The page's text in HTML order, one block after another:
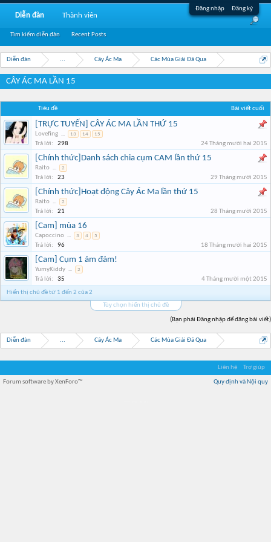
Đăng nhập Đăng ký
Diễn đàn ... Cây Ác Ma Các Mùa Giải Đã Qua
CÂY ÁC MA LẦN 15
Tiêu đề Bài viết cuối
[TRỰC TUYẾN] CÂY ÁC MA LẦN THỨ 15
Lovefing ... 13 14 15
Trả lời: 298 24 Tháng mười hai 2015
[Chính thức]Danh sách chia cụm CAM lần thứ 15
Raito ... 2
Trả lời: 23 29 Tháng mười 2015
[Chính thức]Hoạt động Cây Ác Ma lần thứ 15
Raito ... 2
Trả lời: 21 28 Tháng mười 2015
[Cam] mùa 16
Capoccino ... 3 4 5
Trả lời: 96 18 Tháng mười hai 2015
[Cam] Cụm 1 ảm đảm!
YumyKiddy ... 2
Trả lời: 35
4 Tháng mười một 2015
Hiển thị chủ đề từ 1 đến 2 của 2
Tùy chọn hiển thị chủ đề
(Bạn phải Đăng nhập để đăng bài viết)
Diễn đàn ... Cây Ác Ma Các Mùa Giải Đã Qua
Diễn đàn
Tìm kiếm diễn đàn Recent Posts
Thành viên
Liên hệ Trợ giúp
Quy định và Nội quy
Forum software by XenForo™